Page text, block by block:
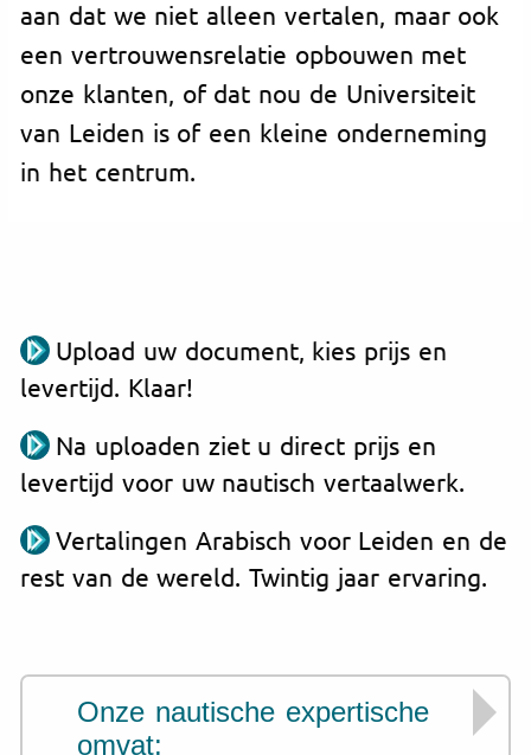
aan dat we niet alleen vertalen, maar ook
een vertrouwensrelatie opbouwen met
onze klanten, of dat nou de Universiteit
van Leiden is of een kleine onderneming
in het centrum.
Upload uw document, kies prijs en
levertijd. Klaar!
Na uploaden ziet u direct prijs en
levertijd voor uw nautisch vertaalwerk.
Vertalingen Arabisch voor Leiden en de
rest van de wereld. Twintig jaar ervaring.
Onze nautische expertische
omvat: